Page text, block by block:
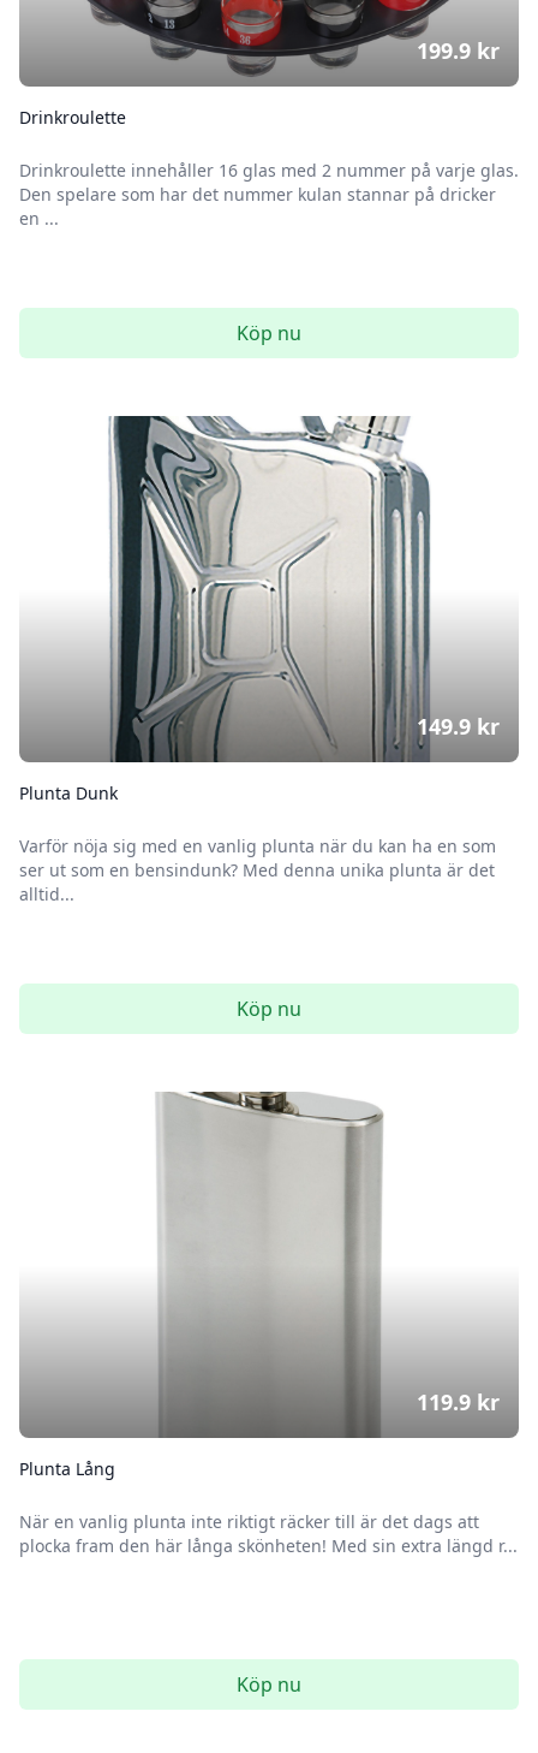
Drinkroulette
Drinkroulette innehåller 16 glas med 2 nummer på varje glas.
Den spelare som har det nummer kulan stannar på dricker
en ...
199.9 kr
Köp nu
Plunta Dunk
Varför nöja sig med en vanlig plunta när du kan ha en som
ser ut som en bensindunk? Med denna unika plunta är det
alltid...
149.9 kr
Köp nu
Plunta Lång
När en vanlig plunta inte riktigt räcker till är det dags att
plocka fram den här långa skönheten! Med sin extra längd r...
119.9 kr
Köp nu